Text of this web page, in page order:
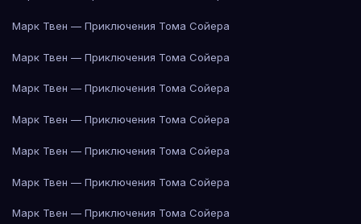
Марк Твен — Приключения Тома Сойера
Марк Твен — Приключения Тома Сойера
Марк Твен — Приключения Тома Сойера
Марк Твен — Приключения Тома Сойера
Марк Твен — Приключения Тома Сойера
Марк Твен — Приключения Тома Сойера
Марк Твен — Приключения Тома Сойера